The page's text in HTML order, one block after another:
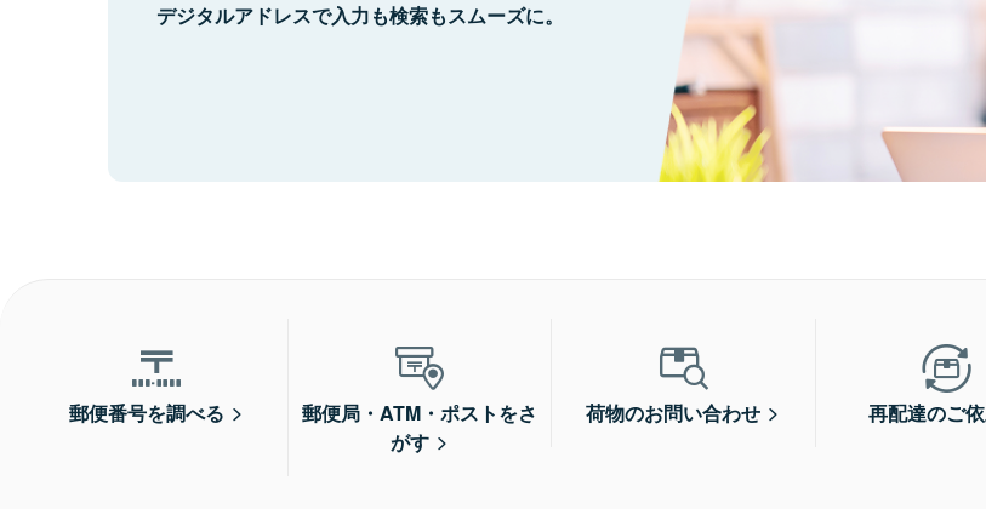
デジタルアドレスで入力も検索もスムーズに。
郵便番号を調べる
郵便局・ATM・ポストをさ
がす
荷物のお問い合わせ 再配達のご